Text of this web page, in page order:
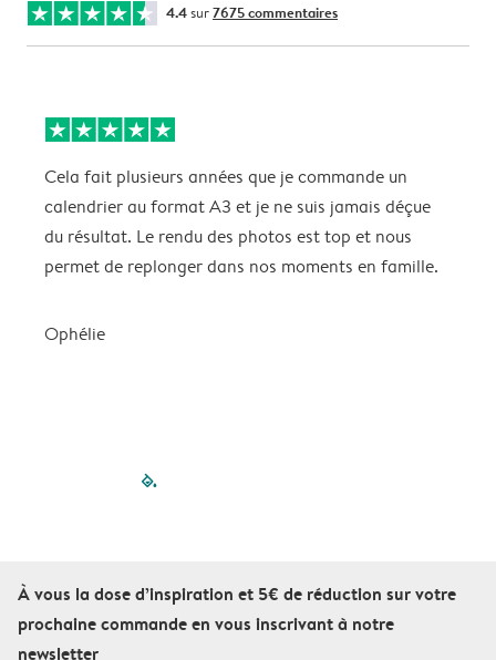
4.4sur7675 commentaires
Cela fait plusieurs années que je commande un
calendrier au format A3 et je ne suis jamais déçue
du résultat. Le rendu des photos est top et nous
permet de replonger dans nos moments en famille.
Ophélie
filled-pagination
À vous la dose d’inspiration et 5€ de réduction sur votre
prochaine commande en vous inscrivant à notre
newsletter